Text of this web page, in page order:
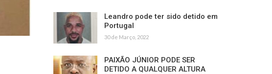
Leandro pode ter sido detido em
Portugal
30 de Março, 2022
PAIXÃO JÚNIOR PODE SER
DETIDO A QUALQUER ALTURA